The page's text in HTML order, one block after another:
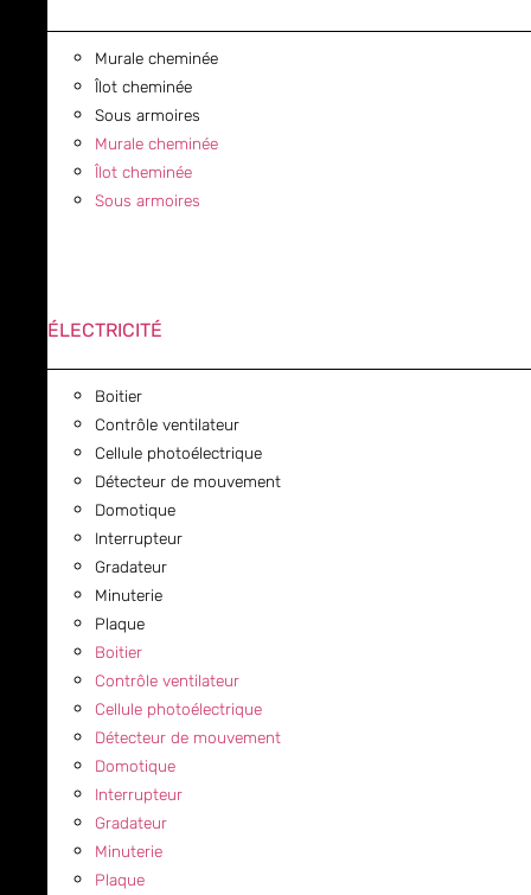
Murale cheminée
Îlot cheminée
Sous armoires
Murale cheminée
Îlot cheminée
Sous armoires
ÉLECTRICITÉ
Boitier
Contrôle ventilateur
Cellule photoélectrique
Détecteur de mouvement
Domotique
Interrupteur
Gradateur
Minuterie
Plaque
Boitier
Contrôle ventilateur
Cellule photoélectrique
Détecteur de mouvement
Domotique
Interrupteur
Gradateur
Minuterie
Plaque